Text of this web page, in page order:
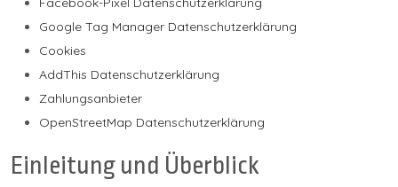
Google Tag Manager Datenschutzerklärung
Cookies
AddThis Datenschutzerklärung
Zahlungsanbieter
OpenStreetMap Datenschutzerklärung
Einleitung und Überblick